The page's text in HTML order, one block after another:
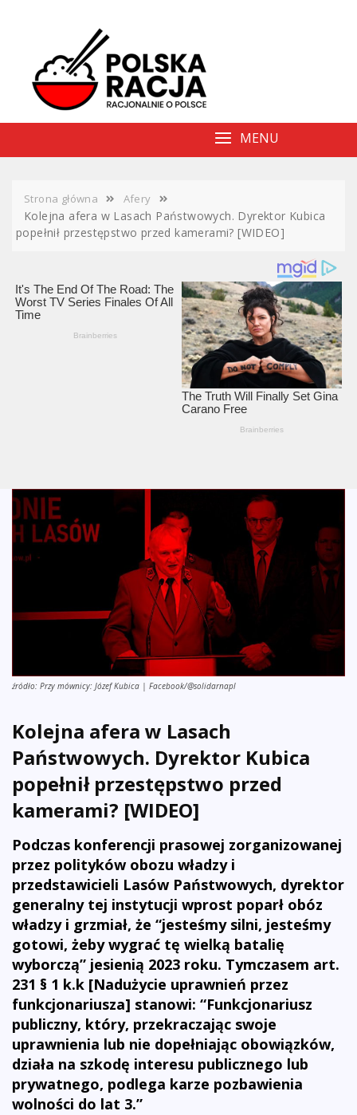
MENU
Strona główna Afery
Kolejna afera w Lasach Państwowych. Dyrektor Kubica
popełnił przestępstwo przed kamerami? [WIDEO]
źródło: Przy mównicy: Józef Kubica | Facebook/@solidarnapl
Kolejna afera w Lasach
Państwowych. Dyrektor Kubica
popełnił przestępstwo przed
kamerami? [WIDEO]
Podczas konferencji prasowej zorganizowanej
przez polityków obozu władzy i
przedstawicieli Lasów Państwowych, dyrektor
generalny tej instytucji wprost poparł obóz
władzy i grzmiał, że “jesteśmy silni, jesteśmy
gotowi, żeby wygrać tę wielką batalię
wyborczą” jesienią 2023 roku. Tymczasem art.
231 § 1 k.k [Nadużycie uprawnień przez
funkcjonariusza] stanowi: “Funkcjonariusz
publiczny, który, przekraczając swoje
uprawnienia lub nie dopełniając obowiązków,
działa na szkodę interesu publicznego lub
prywatnego, podlega karze pozbawienia
wolności do lat 3.”